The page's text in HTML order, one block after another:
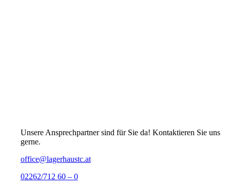
Unsere Ansprechpartner sind für Sie da! Kontaktieren Sie uns
gerne.
office@lagerhaustc.at
02262/712 60 – 0